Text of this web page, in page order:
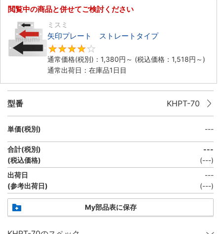
閲覧中の商品と併せてご検討ください
ミスミ
矢印プレート ストレートタイプ
通常価格(税別)： 1,380円 ～ (税込価格： 1,518円 ～)
通常出荷日：在庫品1日目
型番 KHPT-70
単価(税別) ---
合計(税別)
(税込価格)
---
(---)
出荷日
(参考出荷日)
---
(---)
My部品表に保存